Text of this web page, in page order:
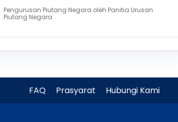
Pengurusan Piutang Negara oleh Panitia Urusan
Piutang Negara
FAQ Prasyarat Hubungi Kami